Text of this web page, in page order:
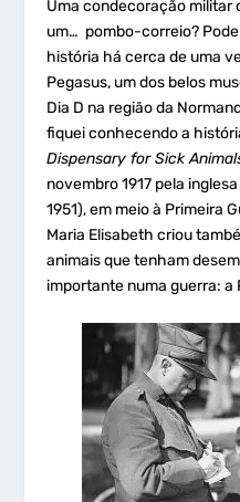
Uma condecoração militar
um… pombo-correio?
história há cerca de uma
Pegasus, um dos belos
Dia D na região da
fiquei conhecendo a
Dispensary for Sick
novembro 1917 pela
1951), em meio à Primeira
Maria Elisabeth criou
animais que tenham
importante numa guerra: a